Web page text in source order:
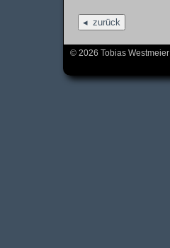
zurück
© 2026 Tobias Westmeier